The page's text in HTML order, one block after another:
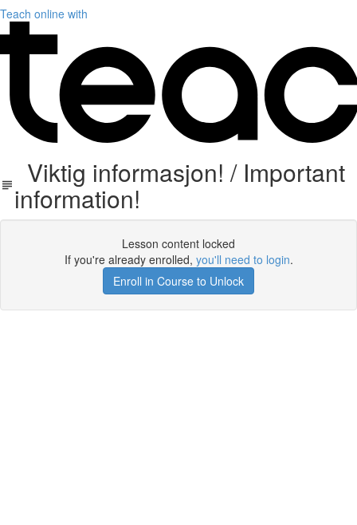
Teach online with
Viktig informasjon! / Important
information!
Lesson content locked
If you're already enrolled, you'll need to login.
Enroll in Course to Unlock